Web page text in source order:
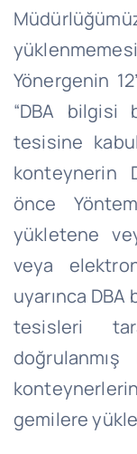
Yönergenin
“DBA bilgisi
tesisine
konteynerin
önce
yükletene
veya
uyarınca DBA
tesisleri
gemilere